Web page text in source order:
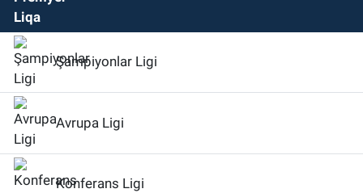
Şampiyonlar Ligi
Avrupa Ligi
Konferans Ligi